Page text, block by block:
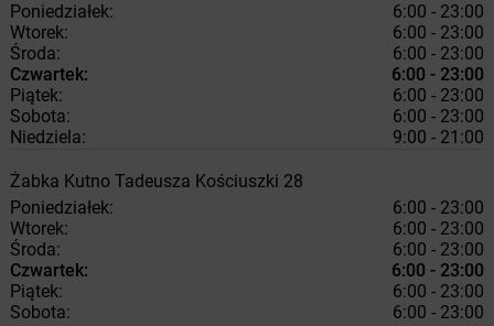
Poniedziałek:
6:00 - 23:00
Wtorek:
6:00 - 23:00
Środa:
6:00 - 23:00
Czwartek:
6:00 - 23:00
Piątek:
6:00 - 23:00
Sobota:
6:00 - 23:00
Niedziela:
9:00 - 21:00
Żabka Kutno Tadeusza Kościuszki 28
Poniedziałek:
6:00 - 23:00
Wtorek:
6:00 - 23:00
Środa:
6:00 - 23:00
Czwartek:
6:00 - 23:00
Piątek:
6:00 - 23:00
Sobota:
6:00 - 23:00